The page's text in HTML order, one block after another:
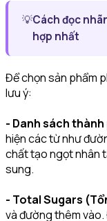
💡Cách đọc
hợp nhất
Để chọn sản phẩm
lưu ý:
- Danh sách
hiện các từ như
chất tạo ngọt nhân
sung.
- Total Sugars
và đường thêm